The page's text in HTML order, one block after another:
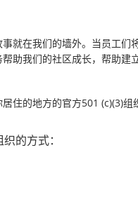
就在我们的墙外。当员工
助我们的社区成长，帮助建
住的地方的官方501 (c)(3)
的方式：